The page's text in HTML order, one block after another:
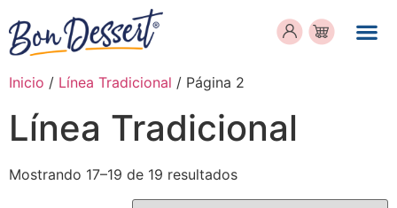
Inicio / Línea Tradicional / Página 2
Línea Tradicional
Mostrando 17–19 de 19 resultados